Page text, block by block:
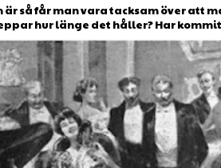
är så får man vara tacksam över att
hur länge det håller? Har